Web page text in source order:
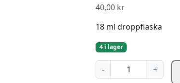
40,00 kr
18 ml droppflaska
4 i lager
-
S
p
+